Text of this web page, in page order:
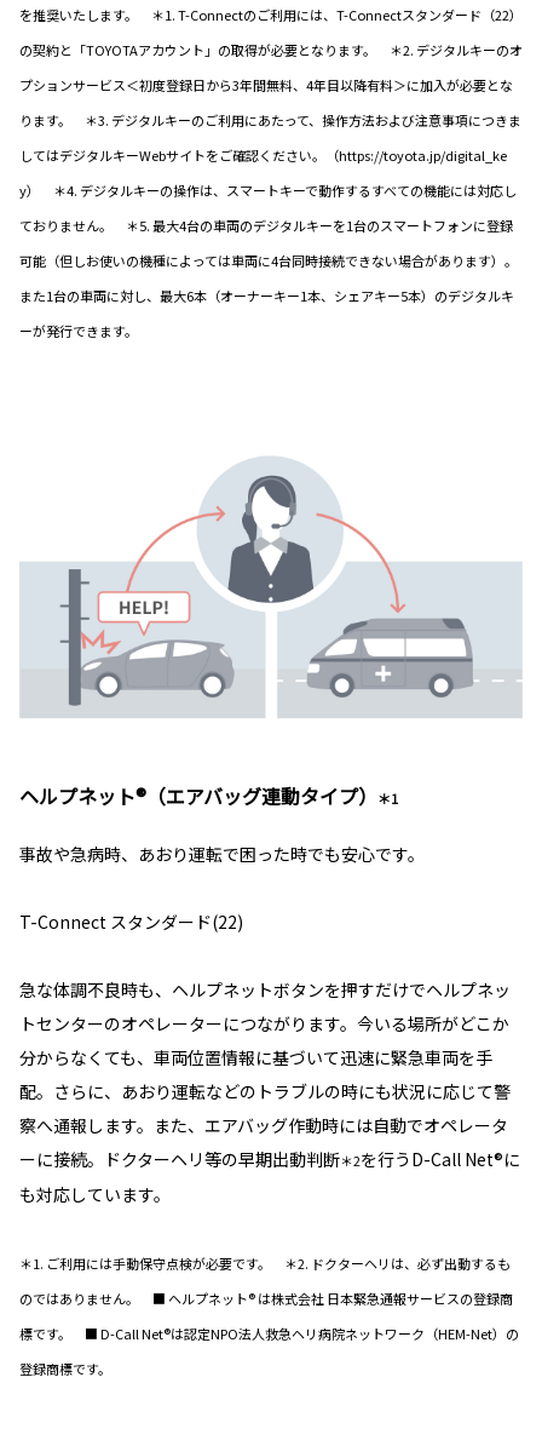
を推奨いたします。 ＊1. T-Connectのご利用には、T-Connectスタンダード（22）
の契約と「TOYOTAアカウント」の取得が必要となります。 ＊2. デジタルキーのオ
プションサービス＜初度登録日から3年間無料、4年目以降有料＞に加入が必要とな
ります。 ＊3. デジタルキーのご利用にあたって、操作方法および注意事項につきま
してはデジタルキーWebサイトをご確認ください。（https://toyota.jp/digital_ke
y） ＊4. デジタルキーの操作は、スマートキーで動作するすべての機能には対応し
ておりません。 ＊5. 最大4台の車両のデジタルキーを1台のスマートフォンに登録
可能（但しお使いの機種によっては車両に4台同時接続できない場合があります）。
また1台の車両に対し、最大6本（オーナーキー1本、シェアキー5本）のデジタルキ
ーが発行できます。
ヘルプネット®（エアバッグ連動タイプ） ＊1
事故や急病時、あおり運転で困った時でも安心です。
T-Connect スタンダード(22)
急な体調不良時も、ヘルプネットボタンを押すだけでヘルプネッ
トセンターのオペレーターにつながります。今いる場所がどこか
分からなくても、車両位置情報に基づいて迅速に緊急車両を手
配。さらに、あおり運転などのトラブルの時にも状況に応じて警
察へ通報します。また、エアバッグ作動時には自動でオペレータ
ーに接続。ドクターヘリ等の早期出動判断＊2を行うD-Call Net®に
も対応しています。
＊1. ご利用には手動保守点検が必要です。 ＊2. ドクターヘリは、必ず出動するも
のではありません。 ■ ヘルプネット® は株式会社 日本緊急通報サービスの登録商
標です。 ■ D-Call Net®は認定NPO法人救急ヘリ病院ネットワーク（HEM-Net）の
登録商標です。